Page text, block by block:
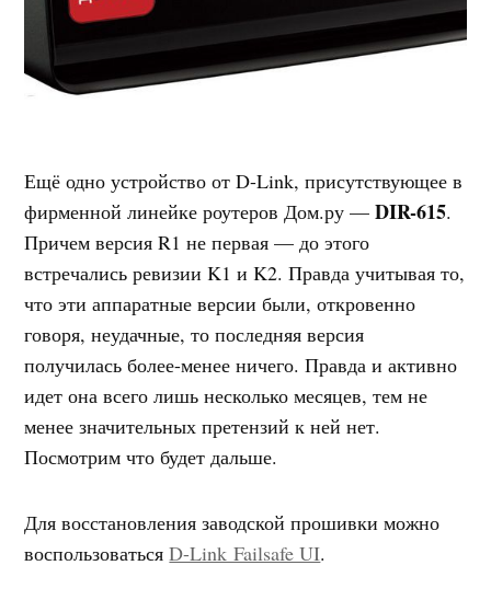
Ещё одно устройство от D-Link, присутствующее в
фирменной линейке роутеров Дом.ру —DIR-615.
Причем версия R1 не первая — до этого
встречались ревизии K1 и K2. Правда учитывая то,
что эти аппаратные версии были, откровенно
говоря, неудачные, то последняя версия
получилась более-менее ничего. Правда и активно
идет она всего лишь несколько месяцев, тем не
менее значительных претензий к ней нет.
Посмотрим что будет дальше.
Для восстановления заводской прошивки можно
воспользоватьсяD-Link Failsafe UI.